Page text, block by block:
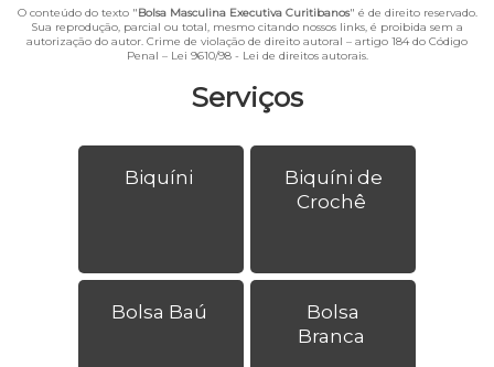
Serviços
Biquíni
Biquíni de
Crochê
Bolsa Baú
Bolsa
Branca
O conteúdo do texto "Bolsa Masculina Executiva Curitibanos" é de direito reservado.
Sua reprodução, parcial ou total, mesmo citando nossos links, é proibida sem a
autorização do autor. Crime de violação de direito autoral – artigo 184 do Código
Penal – Lei 9610/98 - Lei de direitos autorais.